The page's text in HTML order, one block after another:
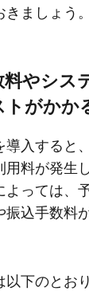
ましょう。
料や​シス
トが​かか
導入すると
用料が​発生
よっては、​
振込手数料
下の​とお